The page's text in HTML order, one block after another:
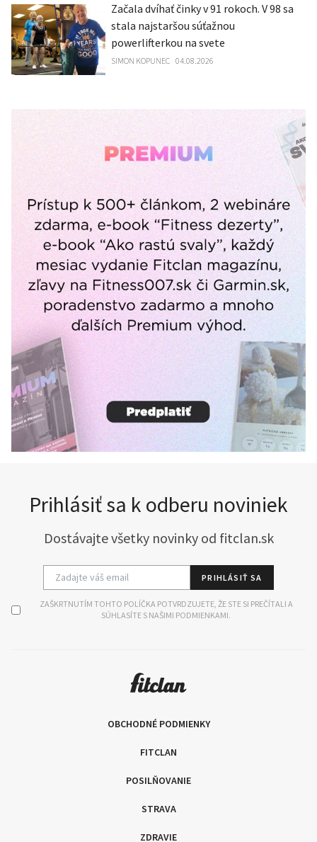
Začala dvíhať činky v 91 rokoch. V 98 sa
stala najstaršou súťažnou
powerlifterkou na svete
SIMON KOPUNEC 04.08.2026
Prihlásiť sa k odberu noviniek
Dostávajte všetky novinky od fitclan.sk
PRIHLÁSIŤ SA
ZAŠKRTNUTÍM TOHTO POLÍČKA POTVRDZUJETE, ŽE STE SI PREČÍTALI A
SÚHLASÍTE S NAŠIMI PODMIENKAMI.
OBCHODNÉ PODMIENKY
FITCLAN
POSILŇOVANIE
STRAVA
ZDRAVIE